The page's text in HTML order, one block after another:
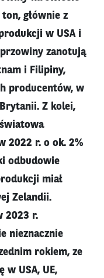
głównie z
w USA i
zanotują
i Filipiny,
producentów, w
Z kolei,
2022 r. o ok. 2%
odbudowie
miał
Zelandii.
2023 r.
nieznacznie
rokiem, ze
w USA, UE,